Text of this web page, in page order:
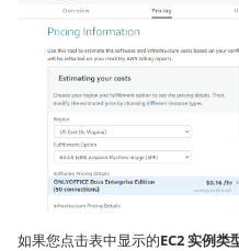
如果您点击表中显示的EC2 实例类